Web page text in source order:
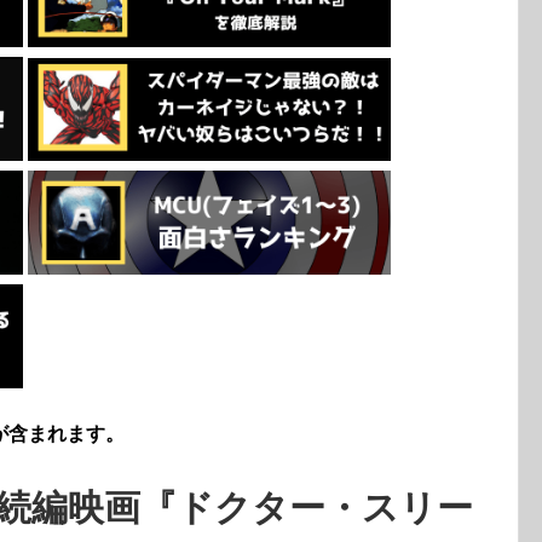
まれます。
編映画『ドクター・スリー